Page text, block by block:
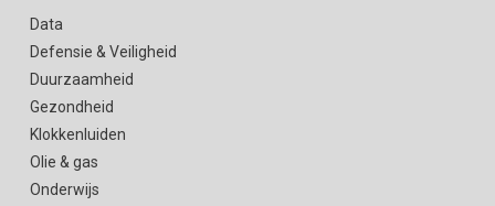
Data
Defensie & Veiligheid
Duurzaamheid
Gezondheid
Klokkenluiden
Olie & gas
Onderwijs